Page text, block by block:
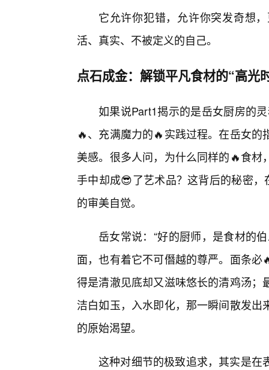
它允许你犯错，允许你突发奇想
活、真实、不被定义的自己。
点石成金：解锁平凡食材的“高光
如果说Part1揭示的是岳女厨房的
🔥、充满魔力的🔥实践过程。在岳女
美感。很多人问，为什么同样的🔥食
手中却成😎了艺术品？这背后的秘密
的审美自觉。
岳女常说：“好的厨师，是食材的
面，也有着它不可僭越的尊严。面条
得是清澈见底却又滋味悠长的清鸡汤
洁白如玉，入水即化，那一瞬间散发
的原始渴望。
这种对细节的极致追求，其实是在